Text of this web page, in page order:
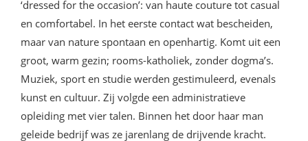
‘dressed for the occasion’: van haute couture tot casual
en comfortabel. In het eerste contact wat bescheiden,
maar van nature spontaan en openhartig. Komt uit een
groot, warm gezin; rooms-katholiek, zonder dogma’s.
Muziek, sport en studie werden gestimuleerd, evenals
kunst en cultuur. Zij volgde een administratieve
opleiding met vier talen. Binnen het door haar man
geleide bedrijf was ze jarenlang de drijvende kracht.